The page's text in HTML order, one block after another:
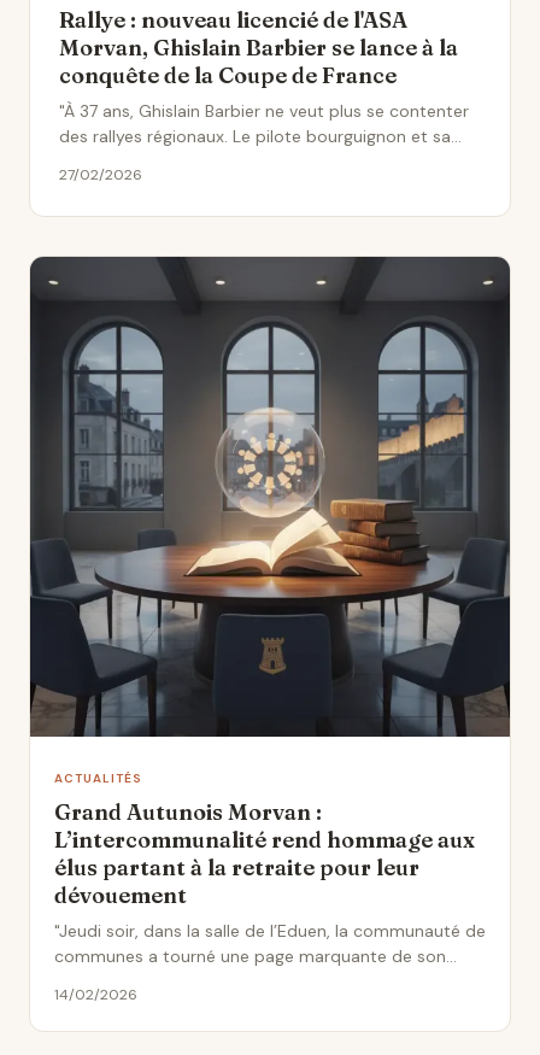
Rallye : nouveau licencié de l'ASA
Morvan, Ghislain Barbier se lance à la
conquête de la Coupe de France
"À 37 ans, Ghislain Barbier ne veut plus se contenter
des rallyes régionaux. Le pilote bourguignon et sa
27/02/2026
ACTUALITÉS
Grand Autunois Morvan :
L’intercommunalité rend hommage aux
élus partant à la retraite pour leur
dévouement
"Jeudi soir, dans la salle de l’Eduen, la communauté de
communes a tourné une page marquante de son
14/02/2026